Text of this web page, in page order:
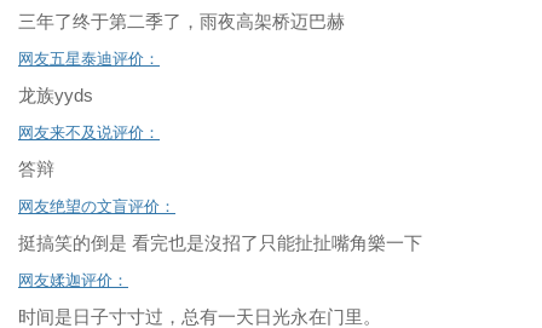
三年了终于第二季了，雨夜高架桥迈巴赫
网友五星泰迪评价：
龙族yyds
网友来不及说评价：
答辩
网友绝望の文盲评价：
挺搞笑的倒是 看完也是沒招了只能扯扯嘴角樂一下
网友媃迦评价：
时间是日子寸寸过，总有一天日光永在门里。